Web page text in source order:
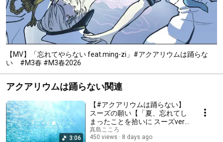
【MV】「忘れてやらない feat.ming-zi」#アクアリウムは踊らな
い #M3春 #M3春2026
アクアリウムは踊らない関連
3:06
【#アクアリウムは踊らない】
スーズの願い【「夏、忘れてし
まったことを拾いに スーズver.
アレンジ」】
真島こころ
450 views
8 days ago